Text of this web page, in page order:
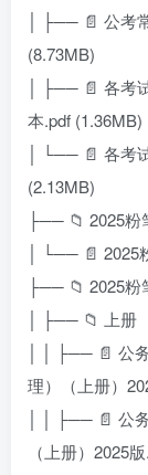
│ ├── 📄 公考
(8.73MB)
│ ├── 📄 各考
本.pdf (1.36MB)
│ └── 📄 各考
(2.13MB)
├── 📁 2025粉
│ └── 📄 2025
├── 📁 2025粉
│ ├── 📁 上册
│ │ ├── 📄 公
理）（上册）
│ │ ├── 📄 公
（上册）2025